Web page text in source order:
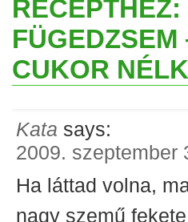
FÜGEDZSEM
CUKOR
Kata says:
2009. szeptember
Ha láttad volna,
nagy szemű